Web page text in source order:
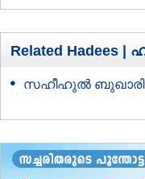
Related Hadees |
സഹീഹുല്‍ ബുഖാരി